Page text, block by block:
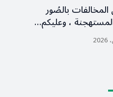
المخالفات بالصُور
، وعليكم…